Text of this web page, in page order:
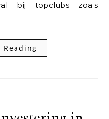
bij topclubs zoals
Reading